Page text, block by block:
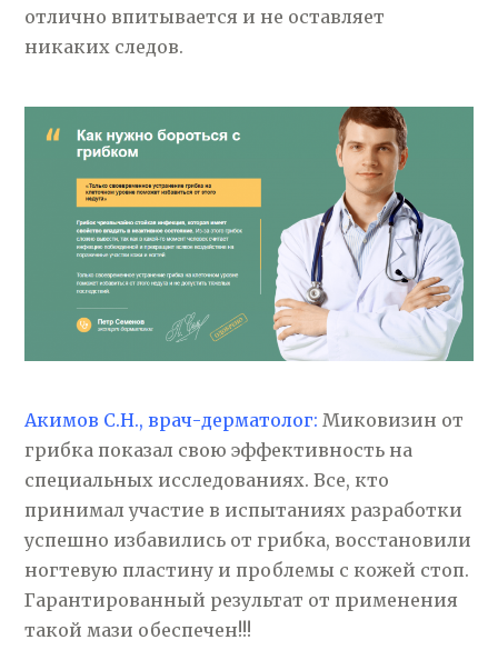
отлично впитывается и не оставляет
никаких следов.
Акимов С.Н., врач-дерматолог: Миковизин от
грибка показал свою эффективность на
специальных исследованиях. Все, кто
принимал участие в испытаниях разработки
успешно избавились от грибка, восстановили
ногтевую пластину и проблемы с кожей стоп.
Гарантированный результат от применения
такой мази обеспечен!!!